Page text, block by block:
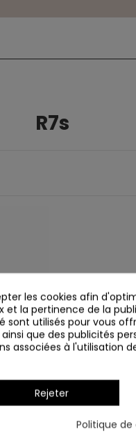
R7s
les cookies afin
la pertinence de la
sont utilisés pour vous
que des publicités
associées à l'utilisation
Rejeter
Politique